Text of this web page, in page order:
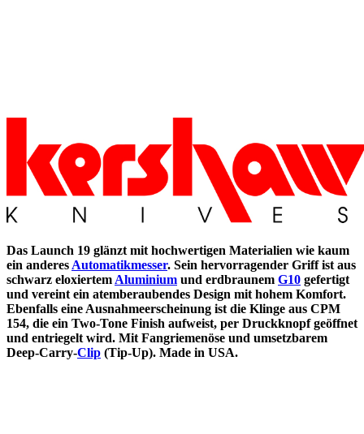
Das Launch 19 glänzt mit hochwertigen Materialien wie kaum
ein anderes Automatikmesser. Sein hervorragender Griff ist aus
schwarz eloxiertem Aluminium und erdbraunem G10 gefertigt
und vereint ein atemberaubendes Design mit hohem Komfort.
Ebenfalls eine Ausnahmeerscheinung ist die Klinge aus CPM
154, die ein Two-Tone Finish aufweist, per Druckknopf geöffnet
und entriegelt wird. Mit Fangriemenöse und umsetzbarem
Deep-Carry-Clip (Tip-Up). Made in USA.